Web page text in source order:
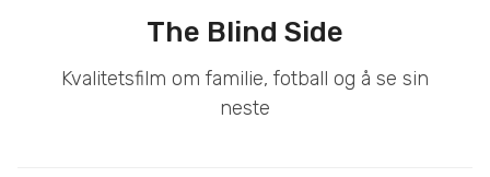
The Blind Side
Kvalitetsfilm om familie, fotball og å se sin
neste